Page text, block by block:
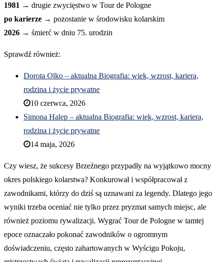
1981 → drugie zwycięstwo w Tour de Pologne
po karierze → pozostanie w środowisku kolarskim
2026 → śmierć w dniu 75. urodzin
Sprawdź również:
Dorota Olko – aktualna Biografia: wiek, wzrost, kariera,
rodzina i życie prywatne
10 czerwca, 2026
Simona Halep – aktualna Biografia: wiek, wzrost, kariera,
rodzina i życie prywatne
14 maja, 2026
Czy wiesz, że sukcesy Brzeźnego przypadły na wyjątkowo mocny
okres polskiego kolarstwa? Konkurował i współpracował z
zawodnikami, którzy do dziś są uznawani za legendy. Dlatego jego
wyniki trzeba oceniać nie tylko przez pryzmat samych miejsc, ale
również poziomu rywalizacji. Wygrać Tour de Pologne w tamtej
epoce oznaczało pokonać zawodników o ogromnym
doświadczeniu, często zahartowanych w Wyścigu Pokoju,